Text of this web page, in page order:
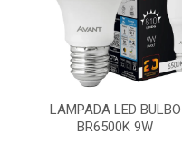
LAMPADA LED BULBO
BR6500K 9W